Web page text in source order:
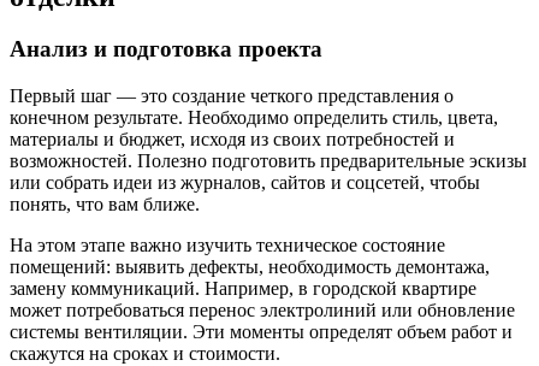
Анализ и подготовка проекта
Первый шаг — это создание четкого представления о
конечном результате. Необходимо определить стиль, цвета,
материалы и бюджет, исходя из своих потребностей и
возможностей. Полезно подготовить предварительные эскизы
или собрать идеи из журналов, сайтов и соцсетей, чтобы
понять, что вам ближе.
На этом этапе важно изучить техническое состояние
помещений: выявить дефекты, необходимость демонтажа,
замену коммуникаций. Например, в городской квартире
может потребоваться перенос электролиний или обновление
системы вентиляции. Эти моменты определят объем работ и
скажутся на сроках и стоимости.